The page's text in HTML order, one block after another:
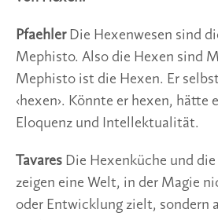
Pfaehler Die Hexenwesen sind
Mephisto. Also die Hexen sind
Mephisto ist die Hexen. Er
‹hexen›. Könnte er hexen, hätte
Eloquenz und Intellektualität.
Tavares Die Hexenküche und
zeigen eine Welt, in der Magie
oder Entwicklung zielt, sondern